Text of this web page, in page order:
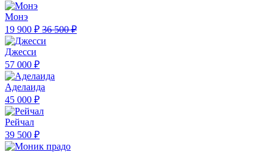
Монэ
19 900 ₽ 36 500 ₽
Джесси
57 000 ₽
Аделаида
45 000 ₽
Рейчал
39 500 ₽